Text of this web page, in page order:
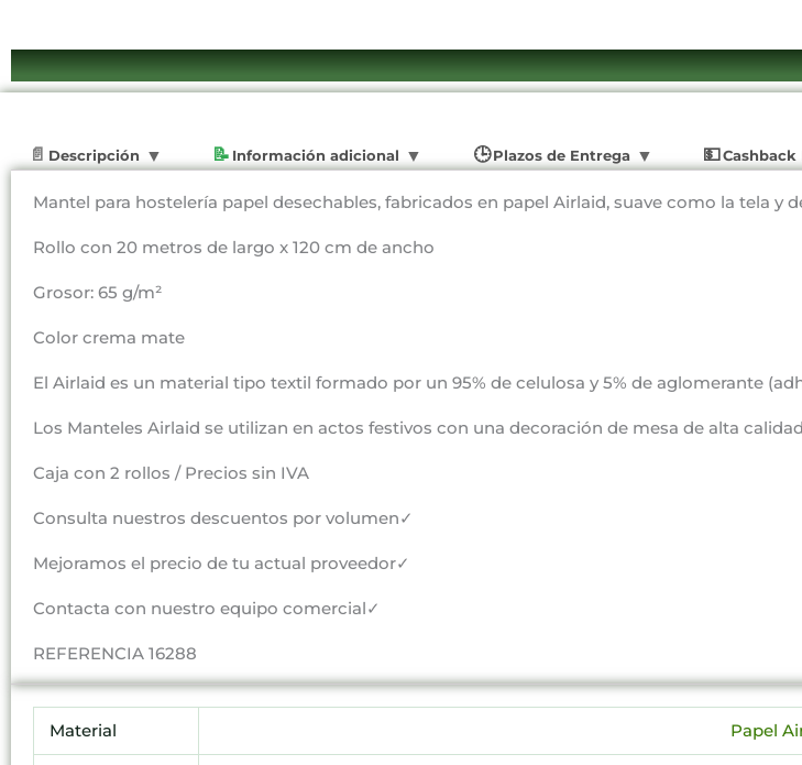
Descripción Información adicional Plazos de Entrega
Mantel para hostelería papel desechables, fabricados en papel Airlaid, suave como la tela y
Rollo con 20 metros de largo x 120 cm de ancho
Grosor: 65 g/m²
Color crema mate
El Airlaid es un material tipo textil formado por un 95% de celulosa y 5% de aglomerante
Los Manteles Airlaid se utilizan en actos festivos con una decoración de mesa de alta
Caja con 2 rollos / Precios sin IVA
Consulta nuestros descuentos por volumen✓
Mejoramos el precio de tu actual proveedor✓
Contacta con nuestro equipo comercial✓
REFERENCIA 16288
Material Papel